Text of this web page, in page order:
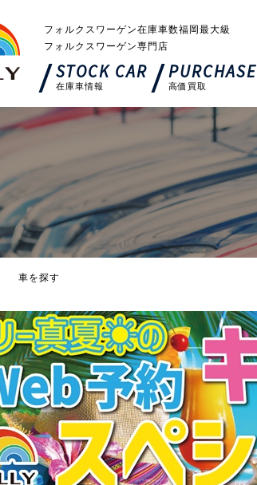
フォルクスワーゲン在庫車数福岡最大級
フォルクスワーゲン専門店
STOCK CAR
在庫車情報
PURCHASE
高価買取
車を探す